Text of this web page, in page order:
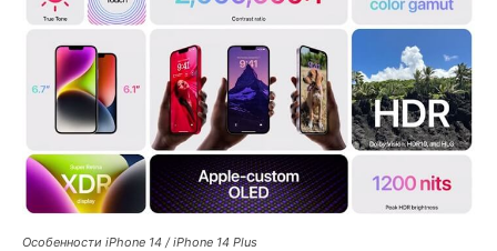
Особенности iPhone 14 / iPhone 14 Plus